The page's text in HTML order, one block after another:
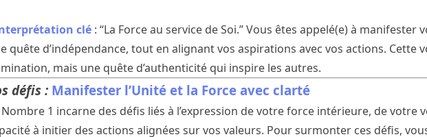
clé : “La Force au service de Soi.” Vous êtes appelé(e) à manifester
quête d’indépendance, tout en alignant vos aspirations avec vos actions. Cette
mais une quête d’authenticité qui inspire les autres.
défis : Manifester l’Unité et la Force avec clarté
Nombre 1 incarne des défis liés à l’expression de votre force intérieure, de votre
à initier des actions alignées sur vos valeurs. Pour surmonter ces défis,